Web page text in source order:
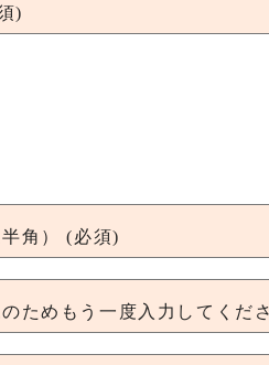
)
角） (必須)
ためもう一度入力してくだ